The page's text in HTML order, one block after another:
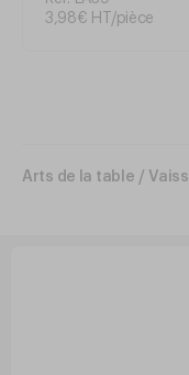
3,98€ HT/pièce
Arts de la table /